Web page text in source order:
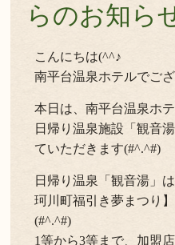
らのお知ら
こんにちは(^^♪
南平台温泉ホテルでご
本日は、南平台温泉ホ
日帰り温泉施設「観音
ていただきます(#^.^#)
日帰り温泉「観音湯」
珂川町福引き夢まつり
(#^.^#)
1等から3等まで、加盟